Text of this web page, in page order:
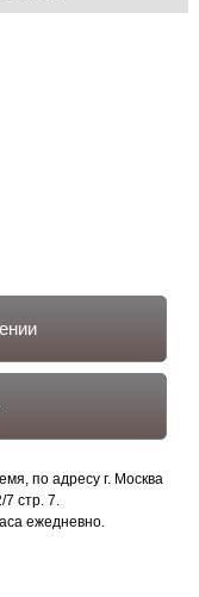
по адресу г. Москва
стр. 7.
ежедневно.